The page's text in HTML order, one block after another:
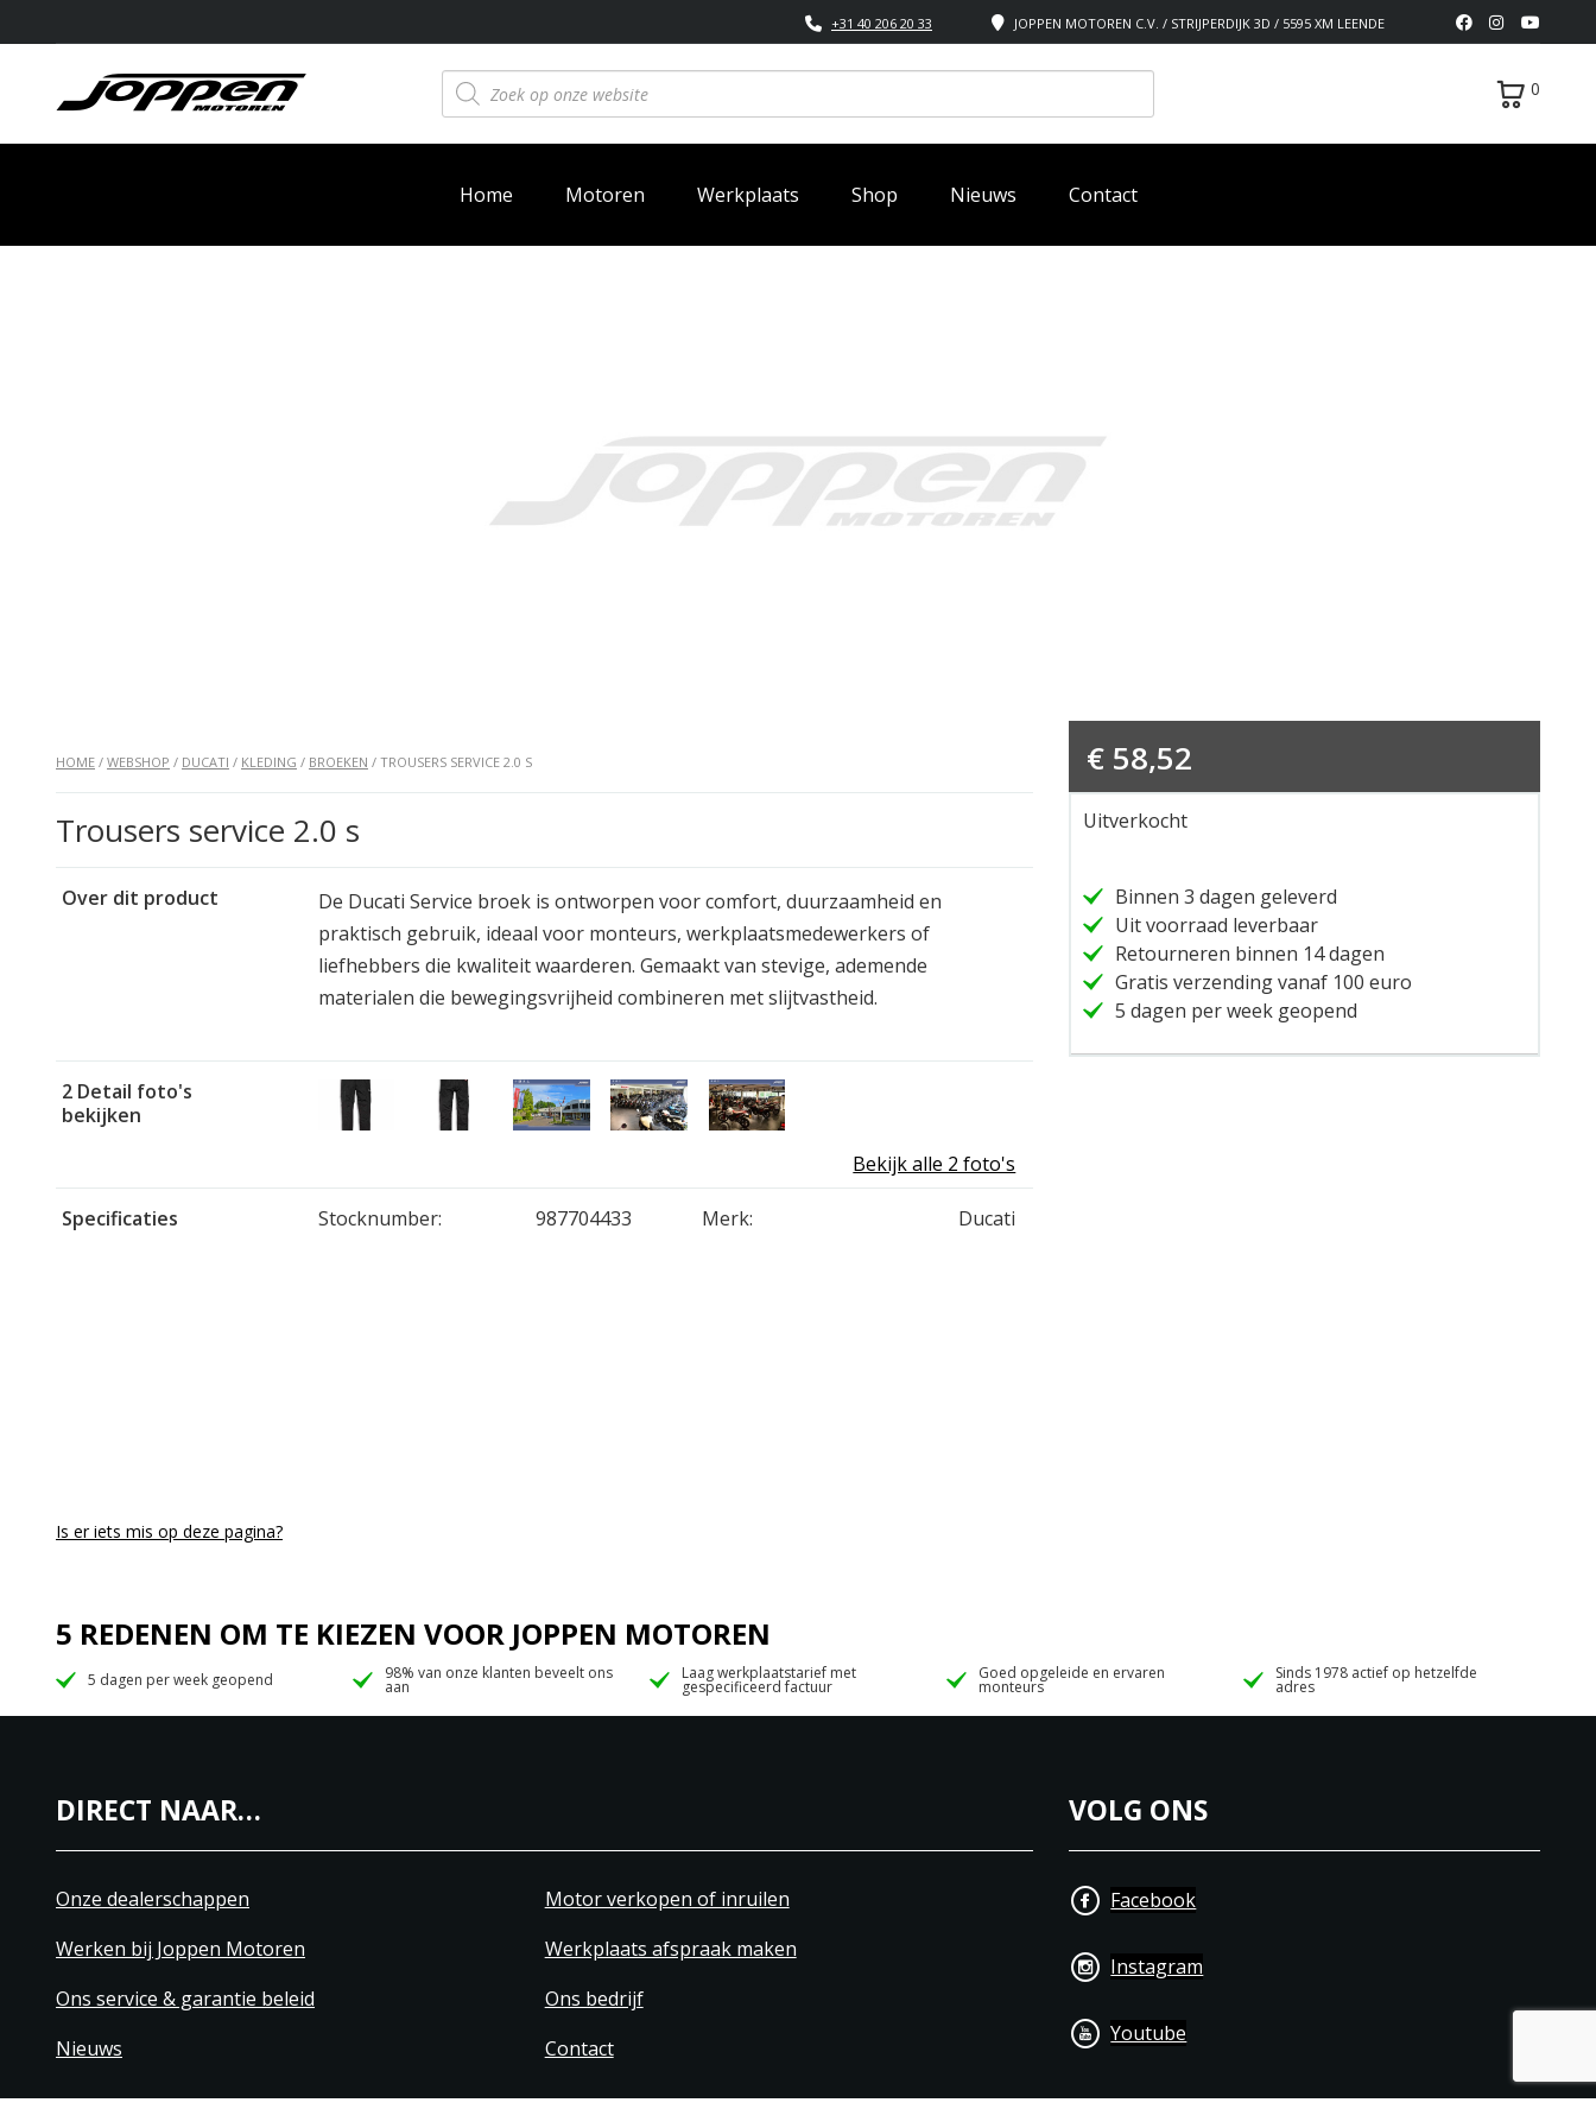
JOPPEN MOTOREN C.V. / STRIJPERDIJK 3D / 5595 XM LEENDE
+31 40 206 20 33
Producten
zoeken 0
Home Motoren Werkplaats Shop Nieuws Contact
HOME / WEBSHOP / DUCATI / KLEDING / BROEKEN / TROUSERS SERVICE 2.0 S
Trousers service 2.0 s
Over dit product
De Ducati Service broek is ontworpen voor comfort, duurzaamheid en
praktisch gebruik, ideaal voor monteurs, werkplaatsmedewerkers of
liefhebbers die kwaliteit waarderen. Gemaakt van stevige, ademende
materialen die bewegingsvrijheid combineren met slijtvastheid.
2 Detail foto's
bekijken
Bekijk alle 2 foto's
Specificaties Stocknumber: 987704433 Merk: Ducati
€ 58,52
Uitverkocht
Binnen 3 dagen geleverd
Uit voorraad leverbaar
Retourneren binnen 14 dagen
Gratis verzending vanaf 100 euro
5 dagen per week geopend
Is er iets mis op deze pagina?
5 REDENEN OM TE KIEZEN VOOR JOPPEN MOTOREN
5 dagen per week geopend 98% van onze klanten beveelt ons
aan
Laag werkplaatstarief met
gespecificeerd factuur
Goed opgeleide en ervaren
monteurs
Sinds 1978 actief op hetzelfde
adres
DIRECT NAAR…
Onze dealerschappen
Motor verkopen of inruilen
Werken bij Joppen Motoren
Werkplaats afspraak maken
Ons service & garantie beleid
Ons bedrijf
Nieuws
Contact
VOLG ONS
Facebook
Instagram
Youtube